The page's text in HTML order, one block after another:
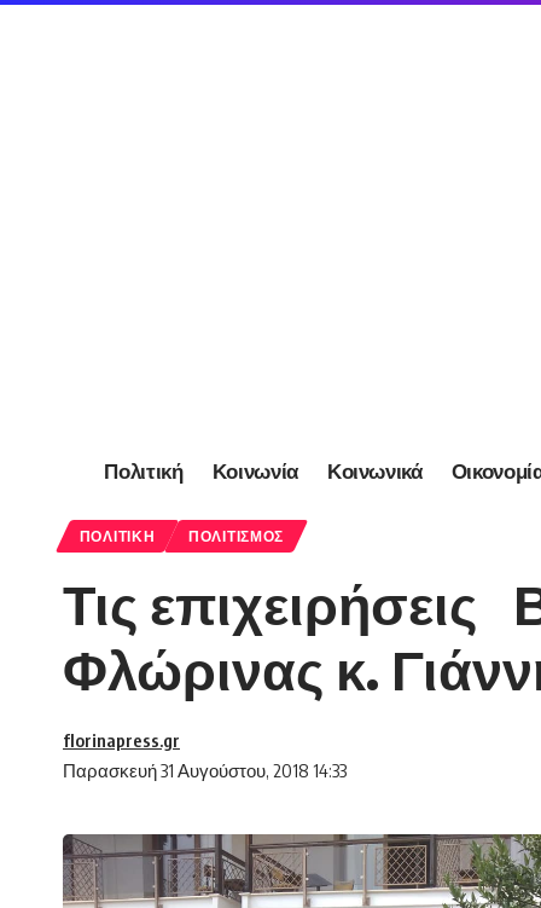
Πολιτική Κοινωνία Κοινωνικά
ΠΟΛΙΤΙΚΉ ΠΟΛΙΤΙΣΜΌΣ
Τις επιχειρήσεις
Φλώρινας κ.
Παρασκευή 31 Αυγούστου, 2018 14:33
florinapress.gr